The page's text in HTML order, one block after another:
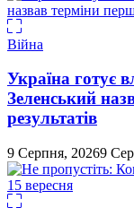
Війна
Україна готує
Зеленський
результатів
9 Серпня, 20269